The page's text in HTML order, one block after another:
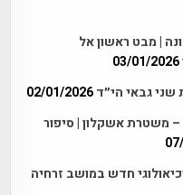
| מבט ראשון אל
03/01/2026
גבאי הי״ד 02/01/2026
– משטרת אשקלון | סיפור
חדש במושב זרחיה